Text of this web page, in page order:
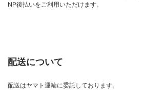
NP後払いをご利用いただけます。
配送について
配送はヤマト運輸に委託しております。